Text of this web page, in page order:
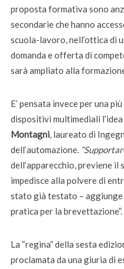
proposta formativa sono
secondarie che hanno
scuola-lavoro, nell’ottica di
domanda e offerta di
sarà ampliato alla
E’ pensata invece per una
dispositivi multimediali l’idea
Montagni, laureato di
dell’automazione.
dell’apparecchio, previene il
impedisce alla polvere di
stato già testato –
pratica per la brevettazione”.
La “regina” della sesta
proclamata da una giuria di